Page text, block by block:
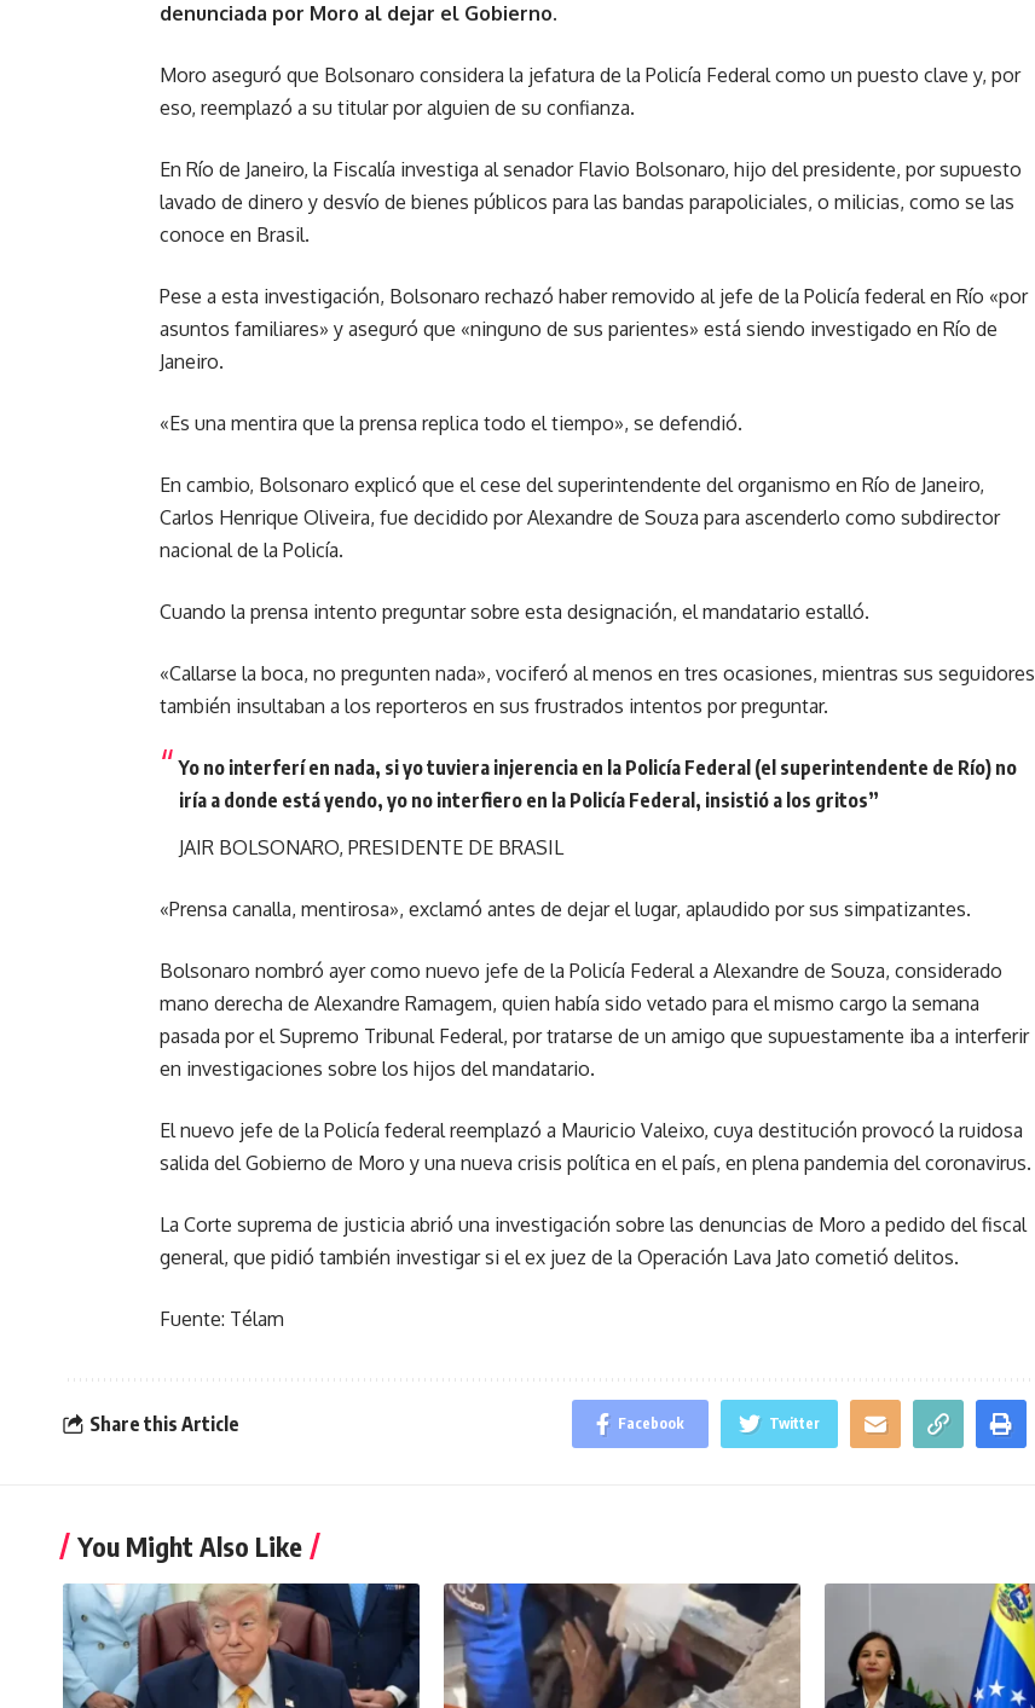
denunciada por Moro al dejar el Gobierno.
Moro aseguró que Bolsonaro considera la jefatura de la Policía Federal como un puesto clave y, por
eso, reemplazó a su titular por alguien de su confianza.
En Río de Janeiro, la Fiscalía investiga al senador Flavio Bolsonaro, hijo del presidente, por supuesto
lavado de dinero y desvío de bienes públicos para las bandas parapoliciales, o milicias, como se las
conoce en Brasil.
Pese a esta investigación, Bolsonaro rechazó haber removido al jefe de la Policía federal en Río «por
asuntos familiares» y aseguró que «ninguno de sus parientes» está siendo investigado en Río de
Janeiro.
«Es una mentira que la prensa replica todo el tiempo», se defendió.
En cambio, Bolsonaro explicó que el cese del superintendente del organismo en Río de Janeiro,
Carlos Henrique Oliveira, fue decidido por Alexandre de Souza para ascenderlo como subdirector
nacional de la Policía.
Cuando la prensa intento preguntar sobre esta designación, el mandatario estalló.
«Callarse la boca, no pregunten nada», vociferó al menos en tres ocasiones, mientras sus seguidores
también insultaban a los reporteros en sus frustrados intentos por preguntar.
Yo no interferí en nada, si yo tuviera injerencia en la Policía Federal (el superintendente de Río) no
iría a donde está yendo, yo no interfiero en la Policía Federal, insistió a los gritos”
JAIR BOLSONARO, PRESIDENTE DE BRASIL
«Prensa canalla, mentirosa», exclamó antes de dejar el lugar, aplaudido por sus simpatizantes.
Bolsonaro nombró ayer como nuevo jefe de la Policía Federal a Alexandre de Souza, considerado
mano derecha de Alexandre Ramagem, quien había sido vetado para el mismo cargo la semana
pasada por el Supremo Tribunal Federal, por tratarse de un amigo que supuestamente iba a interferir
en investigaciones sobre los hijos del mandatario.
El nuevo jefe de la Policía federal reemplazó a Mauricio Valeixo, cuya destitución provocó la ruidosa
salida del Gobierno de Moro y una nueva crisis política en el país, en plena pandemia del coronavirus.
La Corte suprema de justicia abrió una investigación sobre las denuncias de Moro a pedido del fiscal
general, que pidió también investigar si el ex juez de la Operación Lava Jato cometió delitos.
Fuente: Télam
Share this Article Facebook Twitter
You Might Also Like